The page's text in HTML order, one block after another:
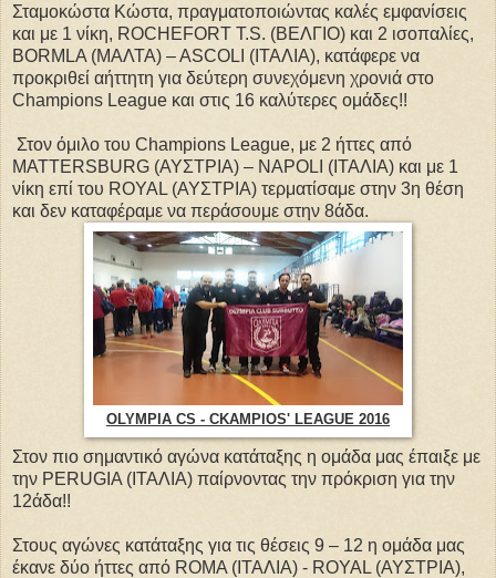
Σταμοκώστα Κώστα, πραγματοποιώντας καλές εμφανίσεις
και με 1 νίκη, ROCHEFORT T.S. (ΒΕΛΓΙΟ) και 2 ισοπαλίες,
BORMLA (ΜΑΛΤΑ) – ASCOLI (ΙΤΑΛΙΑ), κατάφερε να
προκριθεί αήττητη για δεύτερη συνεχόμενη χρονιά στο
Champions League και στις 16 καλύτερες ομάδες!!
Στον όμιλο του Champions League, με 2 ήττες από
MATTERSBURG (ΑΥΣΤΡΙΑ) – NAPOLI (ΙΤΑΛΙΑ) και με 1
νίκη επί του ROYAL (ΑΥΣΤΡΙΑ) τερματίσαμε στην 3η θέση
και δεν καταφέραμε να περάσουμε στην 8άδα.
OLYMPIA CS - CKAMPIOS' LEAGUE 2016
Στον πιο σημαντικό αγώνα κατάταξης η ομάδα μας έπαιξε με
την PERUGIA (ΙΤΑΛΙΑ) παίρνοντας την πρόκριση για την
12άδα!!
Στους αγώνες κατάταξης για τις θέσεις 9 – 12 η ομάδα μας
έκανε δύο ήττες από ROMA (ΙΤΑΛΙΑ) - ROYAL (ΑΥΣΤΡΙΑ),